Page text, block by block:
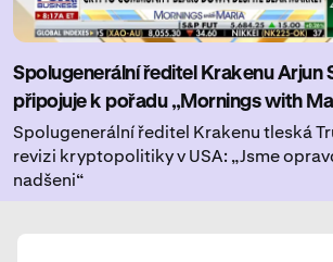
Spolugenerální ředitel Krakenu Arjun
připojuje k pořadu „Mornings with
rozebral, jak kryptokomunita reaguje
nedávné regulační změny.
Spolugenerální ředitel Krakenu tleská
revizi kryptopolitiky v USA: „Jsme
nadšeni“